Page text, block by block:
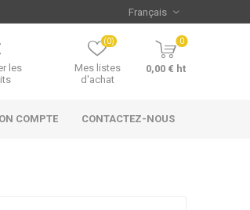
les
Mes listes
d'achat
(0) 0
0,00 € ht
COMPTE CONTACTEZ-NOUS